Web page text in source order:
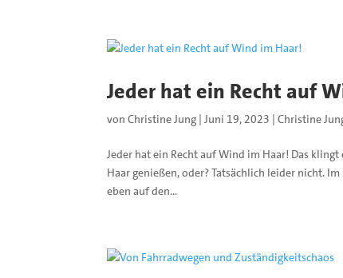
Jeder hat ein Recht auf
vonChristine Jung |Juni 19, 2023 |Christine
Jeder hat ein Recht auf Wind im Haar! Das
Haar genießen, oder? Tatsächlich leider nicht.
eben auf den...